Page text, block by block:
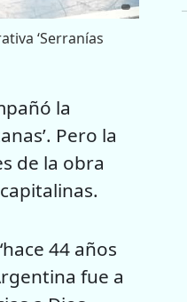
‘Serranías
la
Pero la
de la obra
44 años
fue a